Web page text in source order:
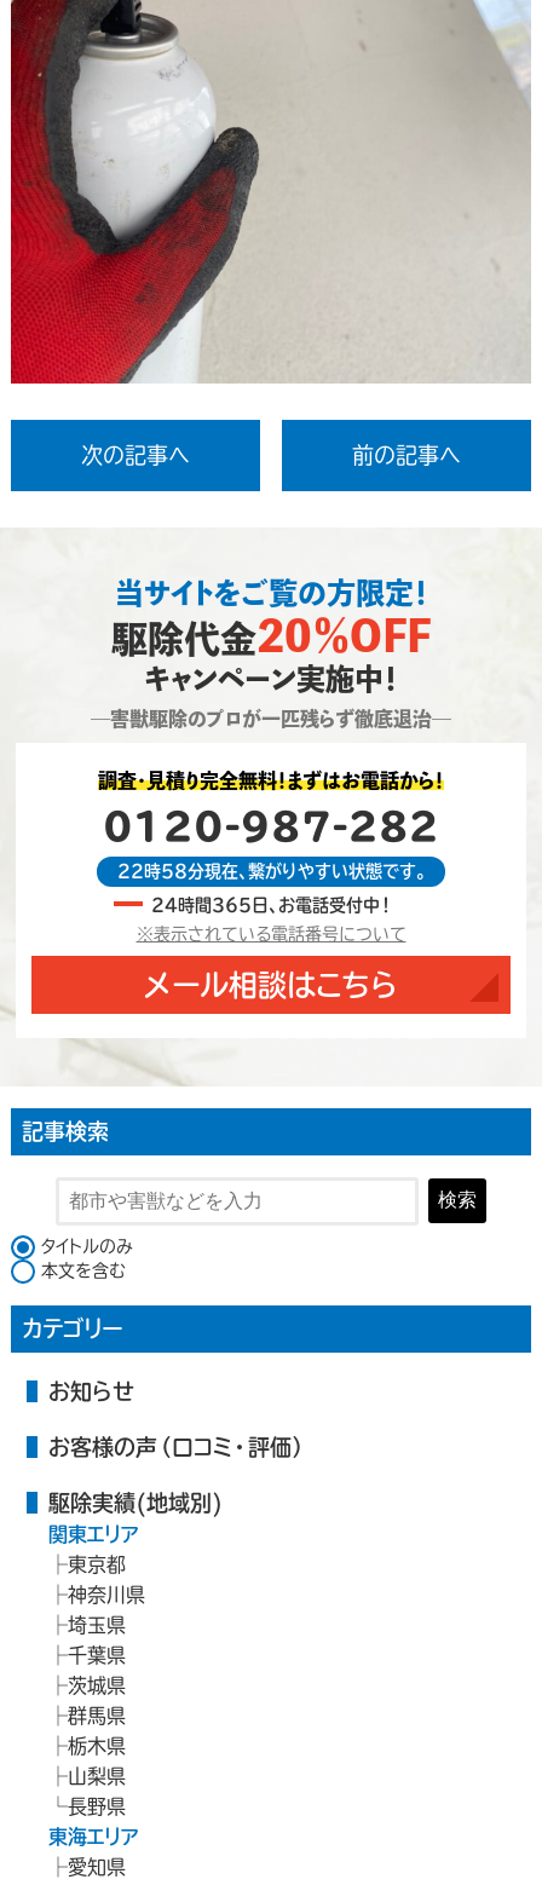
次の記事へ 前の記事へ
当サイトをご覧の方限定！
駆除代金20％OFF
キャンペーン実施中！
―害獣駆除のプロが一匹残らず徹底退治―
調査・見積り完全無料！まずはお電話から！
0120-987-282
22時58分現在、繋がりやすい状態です。
24時間365日、お電話受付中！
※表示されている電話番号について
メール相談はこちら
記事検索
検索
検索対象
タイトルのみ
本文を含む
カテゴリー
お知らせ
お客様の声（口コミ・評価）
駆除実績(地域別)
関東エリア
東京都
神奈川県
埼玉県
千葉県
茨城県
群馬県
栃木県
山梨県
長野県
東海エリア
愛知県